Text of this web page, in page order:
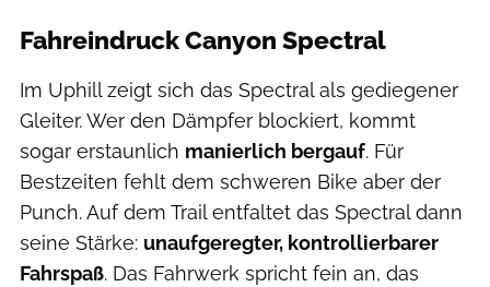
Fahreindruck Canyon Spectral
Im Uphill zeigt sich das Spectral als gediegener
Gleiter. Wer den Dämpfer blockiert, kommt
sogar erstaunlich manierlich bergauf. Für
Bestzeiten fehlt dem schweren Bike aber der
Punch. Auf dem Trail entfaltet das Spectral dann
seine Stärke: unaufgeregter, kontrollierbarer
Fahrspaß. Das Fahrwerk spricht fein an, das